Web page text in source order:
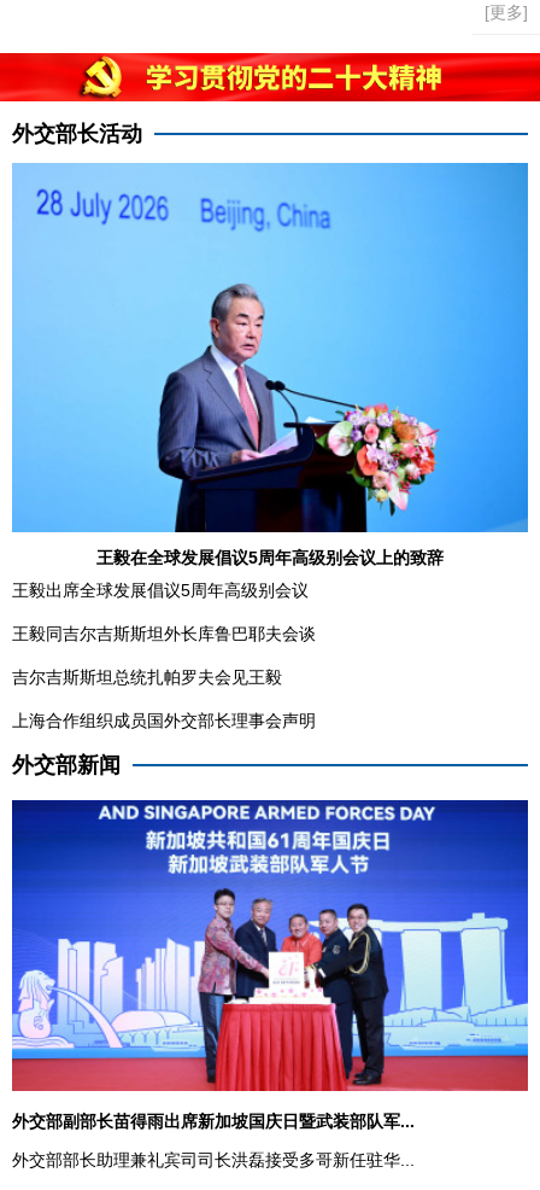
[更多]
外交部长活动
王毅在全球发展倡议5周年高级别会议上的致辞
王毅出席全球发展倡议5周年高级别会议
王毅同吉尔吉斯斯坦外长库鲁巴耶夫会谈
吉尔吉斯斯坦总统扎帕罗夫会见王毅
上海合作组织成员国外交部长理事会声明
外交部新闻
外交部副部长苗得雨出席新加坡国庆日暨武装部队军...
外交部部长助理兼礼宾司司长洪磊接受多哥新任驻华...